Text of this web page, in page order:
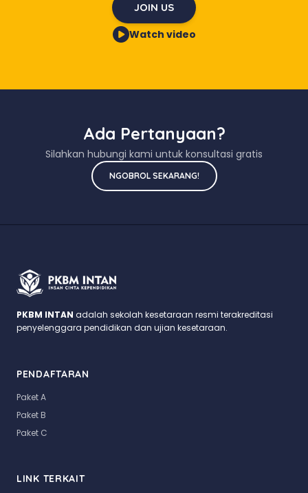
JOIN US
Watch video
Ada Pertanyaan?
Silahkan hubungi kami untuk konsultasi gratis
NGOBROL SEKARANG!
PKBM INTAN adalah sekolah kesetaraan resmi terakreditasi
penyelenggara pendidikan dan ujian kesetaraan.
PENDAFTARAN
Paket A
Paket B
Paket C
LINK TERKAIT